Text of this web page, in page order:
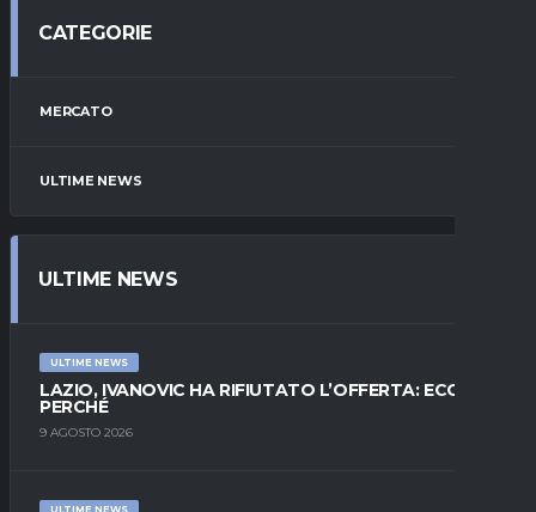
CATEGORIE
MERCATO
ULTIME NEWS
ULTIME NEWS
ULTIME NEWS
LAZIO, IVANOVIC HA RIFIUTATO L’OFFERTA: ECCO
PERCHÉ
9 AGOSTO 2026
ULTIME NEWS